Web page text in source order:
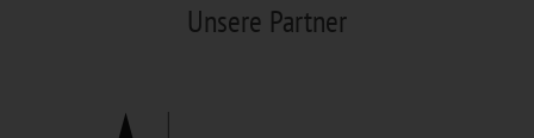
Unsere Partner